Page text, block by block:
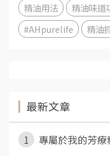
精油用法
精油味道
#AHpurelife
精油
最新文章
1
專屬於我的芳